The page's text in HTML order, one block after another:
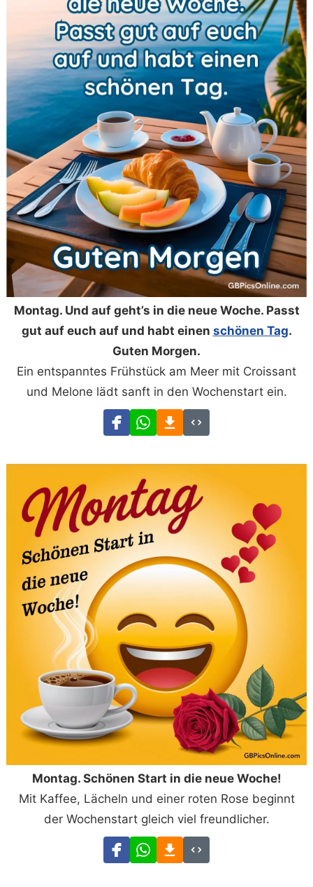
Montag. Und auf geht’s in die neue Woche. Passt
gut auf euch auf und habt einen schönen Tag.
Guten Morgen.
Ein entspanntes Frühstück am Meer mit Croissant
und Melone lädt sanft in den Wochenstart ein.
Montag. Schönen Start in die neue Woche!
Mit Kaffee, Lächeln und einer roten Rose beginnt
der Wochenstart gleich viel freundlicher.